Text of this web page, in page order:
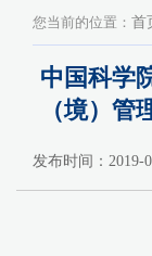
您当前的位置： 首
中国科学
（境）管
发布时间：2019-